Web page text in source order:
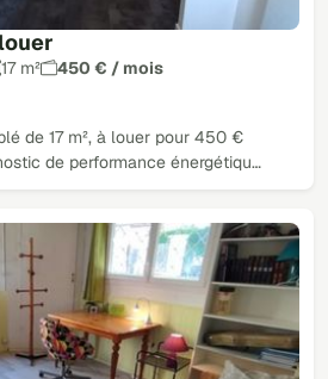
17 m²
450 € / mois
de 17 m², à louer pour 450 €
de performance énergétiqu…